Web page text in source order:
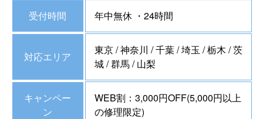
受付時間 年中無休 ・24時間
対応エリア
東京 / 神奈川 / 千葉 / 埼玉 / 栃木 / 茨
城 / 群馬 / 山梨
キャンペー
ン
WEB割：3,000円OFF(5,000円以上
の修理限定)